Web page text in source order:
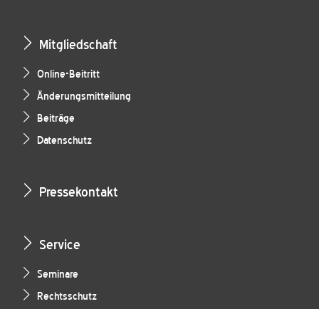
Mitgliedschaft
Online-Beitritt
Änderungsmitteilung
Beiträge
Datenschutz
Pressekontakt
Service
Seminare
Rechtsschutz